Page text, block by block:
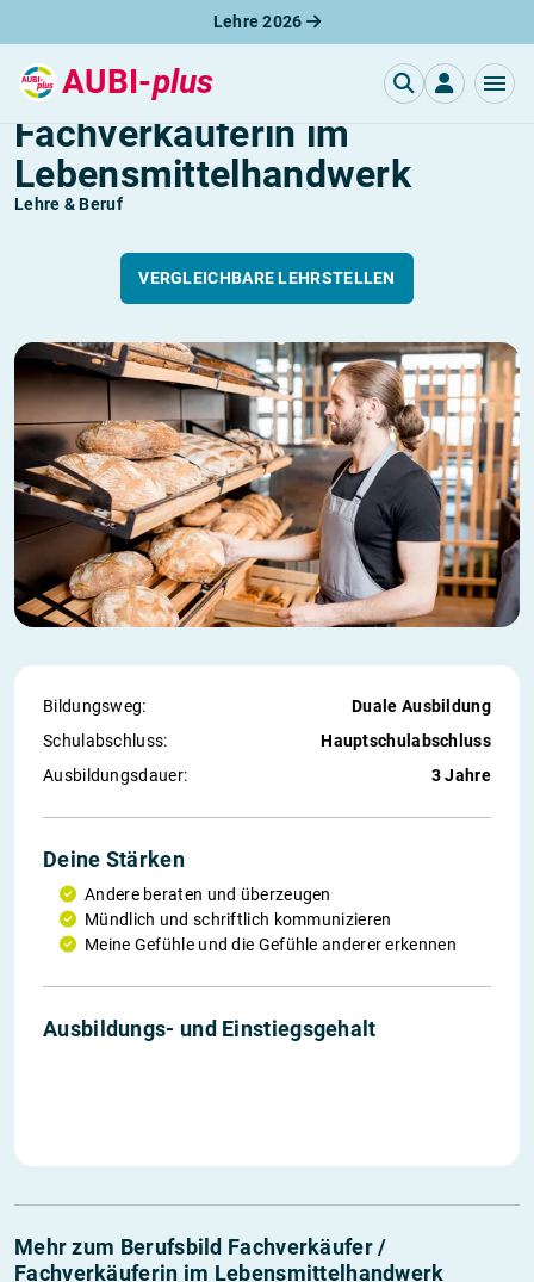
Lehre 2026
AUBI-plus
Fachverkäufer /
Fachverkäuferin im
Lebensmittelhandwerk
Lehre & Beruf
VERGLEICHBARE LEHRSTELLEN
Bildungsweg:
Duale Ausbildung
Schul­abschluss:
Hauptschulabschluss
Ausbildungs­dauer:
3 Jahre
Deine Stärken
Andere beraten und überzeugen
Mündlich und schriftlich kommunizieren
Meine Gefühle und die Gefühle anderer erkennen
Ausbildungs- und Einstiegs­gehalt
890 €
980 €
1 040 €
Mehr zum Berufsbild Fachverkäufer /
Fachverkäuferin im Lebensmittelhandwerk